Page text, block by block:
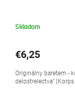
Skladom
€6,25
Originálny baretem -
delostrelectva"